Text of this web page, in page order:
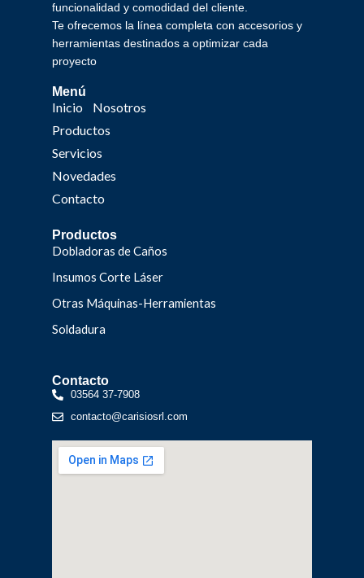
funcionalidad y comodidad del cliente.
Te ofrecemos la línea completa con accesorios y
herramientas destinados a optimizar cada
proyecto
Menú
Inicio
Nosotros
Productos
Servicios
Novedades
Contacto
Productos
Dobladoras de Caños
Insumos Corte Láser
Otras Máquinas-Herramientas
Soldadura
Contacto
03564 37-7908
contacto@carisiosrl.com